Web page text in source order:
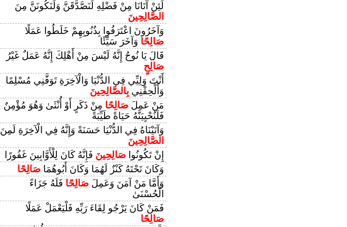
لَئِنْ آتَانَا مِنْ فَضْلِهِ لَنَصَّدَّقَنَّ وَلَنَكُونَنَّ مِنَ
الصَّالِحِينَ
وَآخَرُونَ اعْتَرَفُوا بِذُنُوبِهِمْ خَلَطُوا عَمَلًا
صَالِحًا وَآخَرَ سَيِّئًا
قَالَ يَا نُوحُ إِنَّهُ لَيْسَ مِنْ أَهْلِكَ إِنَّهُ عَمَلٌ غَيْرُ
صَالِحٍ
أَنْتَ وَلِيِّي فِي الدُّنْيَا وَالْآخِرَةِ تَوَفَّنِي مُسْلِمًا
وَأَلْحِقْنِي بِالصَّالِحِينَ
مَنْ عَمِلَ صَالِحًا مِنْ ذَكَرٍ أَوْ أُنْثَىٰ وَهُوَ مُؤْمِنٌ
فَلَنُحْيِيَنَّهُ حَيَاةً طَيِّبَةً
وَآتَيْنَاهُ فِي الدُّنْيَا حَسَنَةً وَإِنَّهُ فِي الْآخِرَةِ لَمِنَ
الصَّالِحِينَ
إِنْ تَكُونُوا صَالِحِينَ فَإِنَّهُ كَانَ لِلْأَوَّابِينَ غَفُورًا
وَكَانَ تَحْتَهُ كَنْزٌ لَهُمَا وَكَانَ أَبُوهُمَا صَالِحًا
وَأَمَّا مَنْ آمَنَ وَعَمِلَ صَالِحًا فَلَهُ جَزَاءً
الْحُسْنَىٰ
فَمَنْ كَانَ يَرْجُو لِقَاءَ رَبِّهِ فَلْيَعْمَلْ عَمَلًا
صَالِحًا